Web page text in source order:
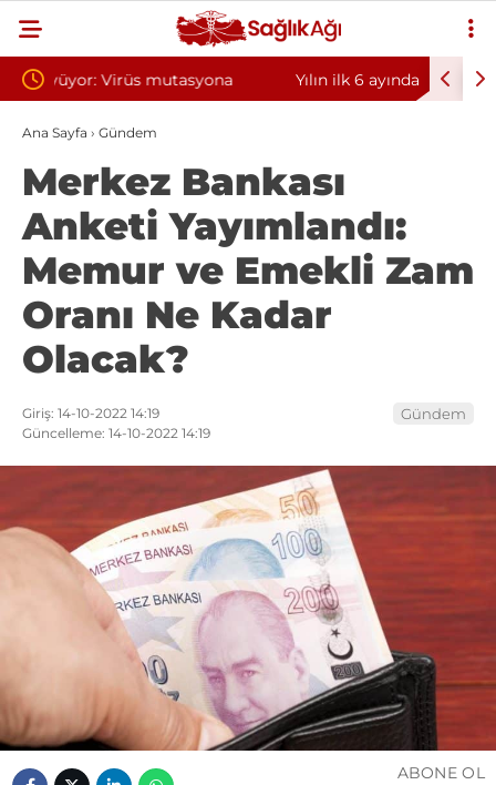
Yılın ilk 6 ayında 10 bini aşkın hasta hiperbarik
oksijen tedavisinden yararlandı
Diş eti
Ana Sayfa › Gündem
Merkez Bankası
Anketi Yayımlandı:
Memur ve Emekli Zam
Oranı Ne Kadar
Olacak?
Giriş: 14-10-2022 14:19
Güncelleme: 14-10-2022 14:19
Gündem
ABONE OL